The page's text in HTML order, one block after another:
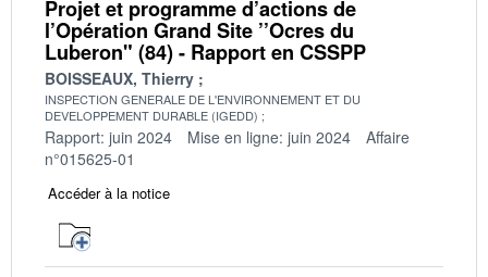
Projet et programme d’actions de
l’Opération Grand Site ’’Ocres du
Luberon" (84) - Rapport en CSSPP
BOISSEAUX, Thierry
INSPECTION GENERALE DE L'ENVIRONNEMENT ET DU
DEVELOPPEMENT DURABLE (IGEDD)
Rapport: juin 2024 Mise en ligne: juin 2024
Affaire
n°015625-01
Accéder à la notice